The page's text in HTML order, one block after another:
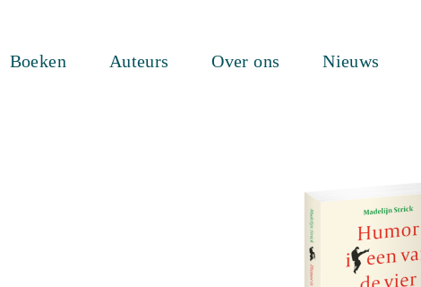
Boeken Auteurs Over ons Nieuws